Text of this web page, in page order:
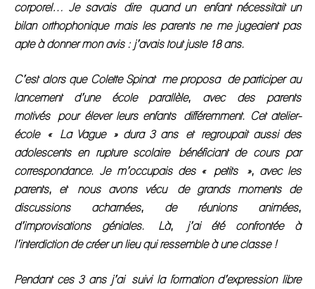
corporel… Je savais dire quand un enfant nécessitait un
bilan orthophonique mais les parents ne me jugeaient pas
apte à donner mon avis : j’avais tout juste 18 ans.
C’est alors que Colette Spinat me proposa de participer au
lancement d’une école parallèle, avec des parents
motivés pour élever leurs enfants différemment. Cet atelier-
école « La Vague » dura 3 ans et regroupait aussi des
adolescents en rupture scolaire bénéficiant de cours par
correspondance. Je m’occupais des « petits », avec les
parents, et nous avons vécu de grands moments de
discussions acharnées, de réunions animées,
d’improvisations géniales. Là, j’ai été confrontée à
l’interdiction de créer un lieu qui ressemble à une classe !
Pendant ces 3 ans j’ai suivi la formation d’expression libre